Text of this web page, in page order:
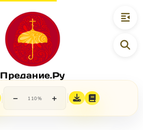
Предание.Ру
− 110% +